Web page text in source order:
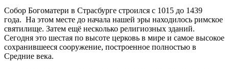
Собор Богоматери в Страсбурге строился с 1015 до 1439
года. На этом месте до начала нашей эры находилось римское
святилище. Затем ещё несколько религиозных зданий.
Сегодня это шестая по высоте церковь в мире и самое высокое
сохранившееся сооружение, построенное полностью в
Средние века.